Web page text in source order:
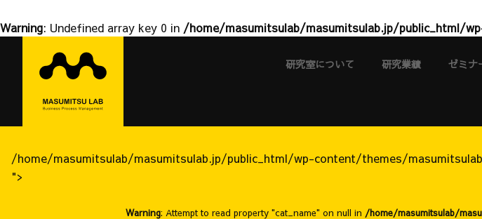
Warning: Undefined array key 0 in /home/masumitsulab/masumitsulab.jp/public_html/
content満
研
究
室
研究室について 研究業績 ゼミナ
/home/masumitsulab/masumitsulab.jp/public_html/wp-content/themes/
">
Warning: Attempt to read property "cat_name" on null in /home/masumitsulab/